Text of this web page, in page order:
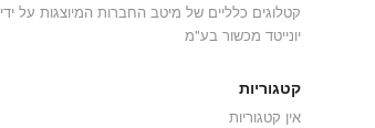
קטלוגים כלליים של מיטב החברות המיוצגות על ידי
יונייטד מכשור בע"מ
קטגוריות
אין קטגוריות